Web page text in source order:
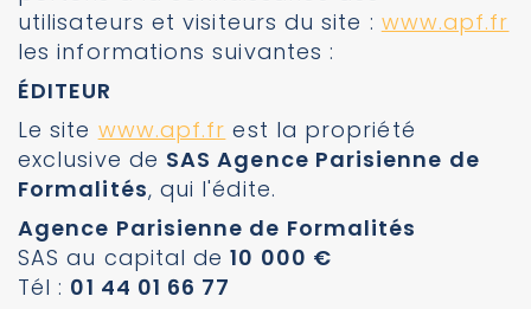
utilisateurs et visiteurs du site : www.apf.fr
les informations suivantes :
ÉDITEUR
Le site www.apf.fr est la propriété
exclusive de SAS Agence Parisienne de
Formalités, qui l'édite.
Agence Parisienne de Formalités
SAS au capital de10 000 €
Tél : 01 44 01 66 77